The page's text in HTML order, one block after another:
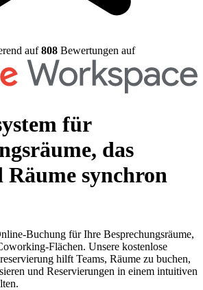
auf808 Bewertungen auf
für
, das
Räume synchron
Buchung für Ihre Besprechungsräume,
Flächen. Unsere kostenlose
hilft Teams, Räume zu buchen,
und Reservierungen in einem intuitiven